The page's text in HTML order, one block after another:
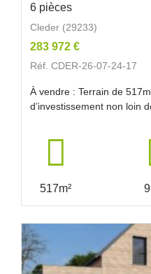
6 pièces
Cleder (29233)
283 972 €
Réf. CDER-26-07-24-17
À vendre : Terrain de
d’investissement non loin
517m²